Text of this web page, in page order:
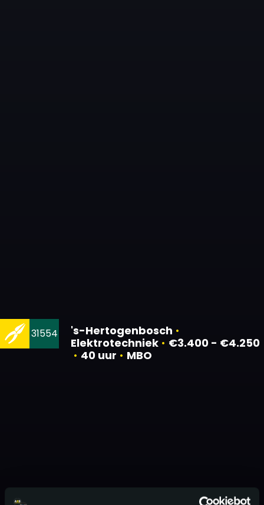
's-Hertogenbosch •
Elektrotechniek • €3.400 - €4.250
• 40 uur • MBO
31554